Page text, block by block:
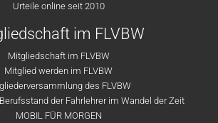
Urteile online seit 2010
im FLVBW
Mitgliedschaft im FLVBW
Mitglied werden im FLVBW
des FLVBW
der Fahrlehrer im Wandel der Zeit
MOBIL FÜR MORGEN